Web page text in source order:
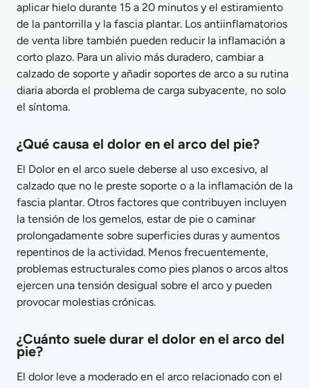
aplicar hielo durante 15 a 20 minutos y el estiramiento
de la pantorrilla y la fascia plantar. Los antiinflamatorios
de venta libre también pueden reducir la inflamación a
corto plazo. Para un alivio más duradero, cambiar a
calzado de soporte y añadir soportes de arco a su rutina
diaria aborda el problema de carga subyacente, no solo
el síntoma.
¿Qué causa el dolor en el arco del pie?
El Dolor en el arco suele deberse al uso excesivo, al
calzado que no le preste soporte o a la inflamación de la
fascia plantar. Otros factores que contribuyen incluyen
la tensión de los gemelos, estar de pie o caminar
prolongadamente sobre superficies duras y aumentos
repentinos de la actividad. Menos frecuentemente,
problemas estructurales como pies planos o arcos altos
ejercen una tensión desigual sobre el arco y pueden
provocar molestias crónicas.
¿Cuánto suele durar el dolor en el arco del
pie?
El dolor leve a moderado en el arco relacionado con el